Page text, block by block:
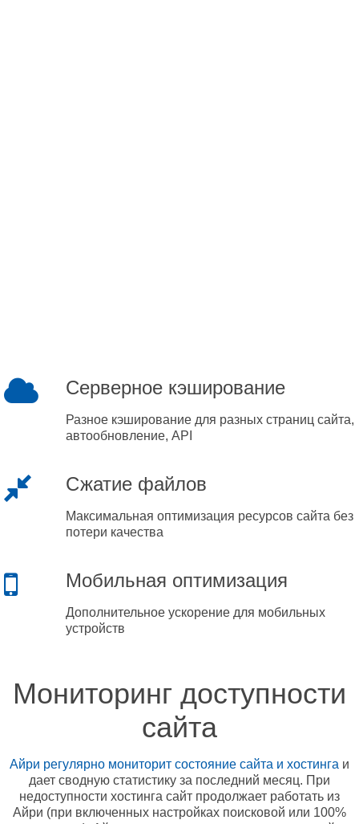
Серверное кэширование
Разное кэширование для разных страниц сайта,
автообновление, API
Сжатие файлов
Максимальная оптимизация ресурсов сайта без
потери качества
Мобильная оптимизация
Дополнительное ускорение для мобильных
устройств
Мониторинг доступности
сайта
Айри регулярно мониторит состояние сайта и хостинга и
дает сводную статистику за последний месяц. При
недоступности хостинга сайт продолжает работать из
Айри (при включенных настройках поисковой или 100%